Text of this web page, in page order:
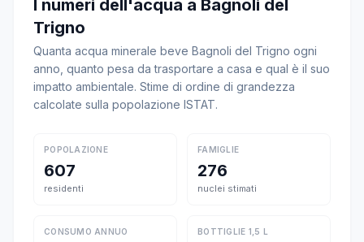
I numeri dell'acqua a Bagnoli del
Trigno
Quanta acqua minerale beve Bagnoli del Trigno ogni
anno, quanto pesa da trasportare a casa e qual è il suo
impatto ambientale. Stime di ordine di grandezza
calcolate sulla popolazione ISTAT.
POPOLAZIONE
607
residenti
FAMIGLIE
276
nuclei stimati
CONSUMO ANNUO BOTTIGLIE 1,5 L